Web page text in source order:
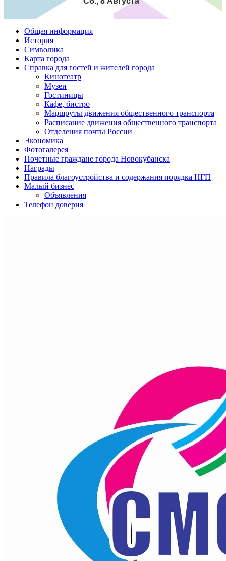
Общая информация
История
Символика
Карта города
Справка для гостей и жителей города
Кинотеатр
Музеи
Гостиницы
Кафе, бистро
Маршруты движения общественного транспорта
Расписание движения общественного транспорта
Отделения почты России
Экономика
Фотогалерея
Почетные граждане города Новокубанска
Награды
Правила благоустройства и содержания порядка НГП
Малый бизнес
Объявления
Телефон доверия